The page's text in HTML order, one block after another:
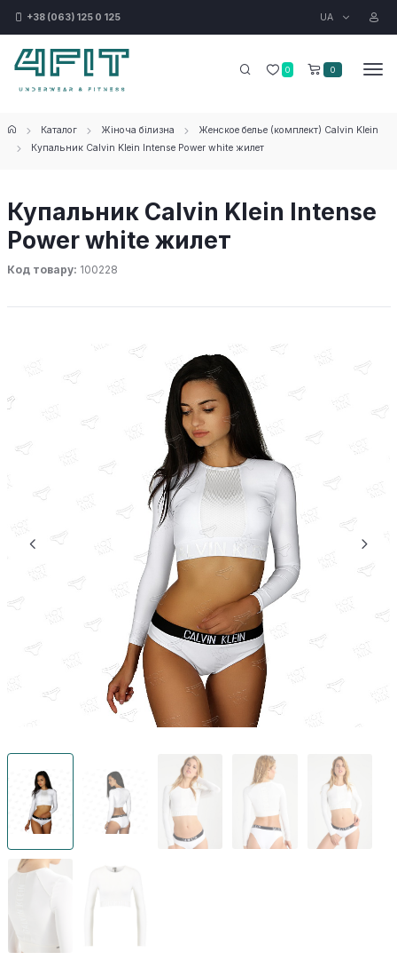
+38 (063) 125 0 125 UA
0 0
Каталог Жіноча білизна
Женское белье (комплект) Calvin Klein
Купальник Calvin Klein Intense Power white жилет
Купальник Calvin Klein Intense
Power white жилет
Код товару: 100228